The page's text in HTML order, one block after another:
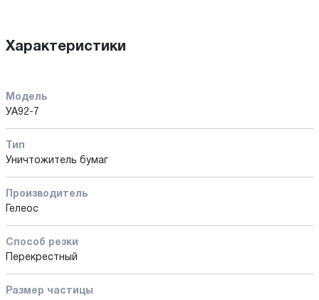
Характеристики
Модель
УА92-7
Тип
Уничтожитель бумаг
Производитель
Гелеос
Способ резки
Перекрестный
Размер частицы